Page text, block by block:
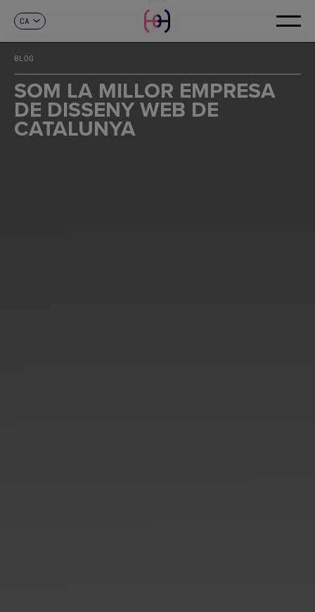
CA
FR
DE
IT
PT
CONTACTE
BLOG
SOM LA MILLOR EMPRESA
DE DISSENY WEB DE
CATALUNYA